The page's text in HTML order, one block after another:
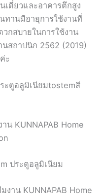
เดี่ยวและอาคารตึกสูง
ทานมีอายุการใช้งานที่
กสบายในการใช้งาน
สถาปนิก 2562 (2019)
ะ
น KUNNAPAB Home
งาน KUNNAPAB Home